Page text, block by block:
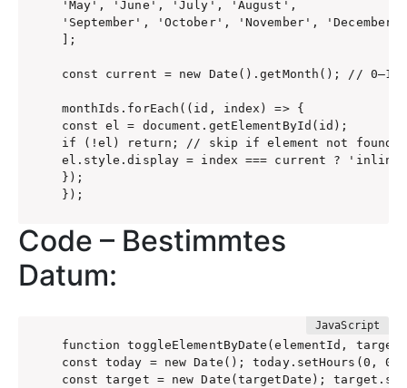
'May', 'June', 'July', 'August',
'September', 'October', 'November', 'December'
];
const current = new Date().getMonth(); // 0–11
monthIds.forEach((id, index) => {
const el = document.getElementById(id);
if (!el) return; // skip if element not found
el.style.display = index === current ?
});
});
Code – Bestimmtes
Datum:
function toggleElementByDate(elementId,
const today = new Date(); today.setHours(0,
const target = new Date(targetDate);